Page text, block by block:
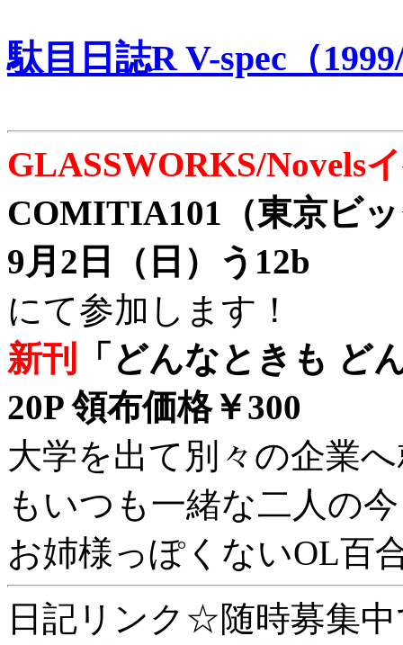
駄目日誌R V-spec（
GLASSWORKS/Novels
COMITIA101（東京ビ
9月2日（日）う12b
にて参加します！
新刊
「どんなときも ど
20P 領布価格￥300
大学を出て別々の企業
もいつも一緒な二人の
お姉様っぽくないOL百
日記リンク☆随時募集